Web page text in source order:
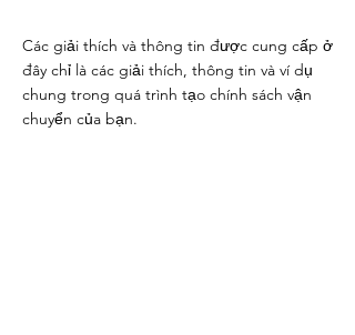
Các giải thích và thông tin được cung cấp ở
đây chỉ là các giải thích, thông tin và ví dụ
chung trong quá trình tạo chính sách vận
chuyển của bạn.